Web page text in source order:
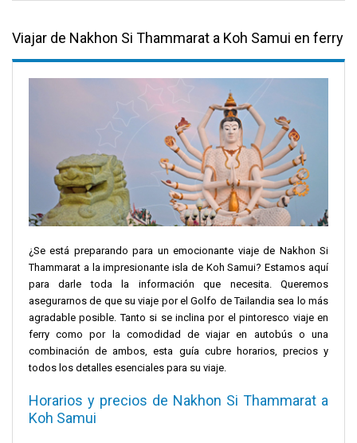
Viajar de Nakhon Si Thammarat a Koh Samui en ferry
¿Se está preparando para un emocionante viaje de Nakhon Si
Thammarat a la impresionante isla de Koh Samui? Estamos aquí
para darle toda la información que necesita. Queremos
asegurarnos de que su viaje por el Golfo de Tailandia sea lo más
agradable posible. Tanto si se inclina por el pintoresco viaje en
ferry como por la comodidad de viajar en autobús o una
combinación de ambos, esta guía cubre horarios, precios y
todos los detalles esenciales para su viaje.
Horarios y precios de Nakhon Si Thammarat a
Koh Samui